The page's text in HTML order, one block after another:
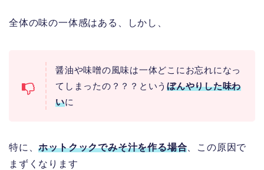
全体の味の一体感はある、しかし、
醤油や味噌の風味は一体どこにお忘れになっ
てしまったの？？？というぼんやりした味わ
いに
特に、ホットクックでみそ汁を作る場合 、この原因で
まずくなります